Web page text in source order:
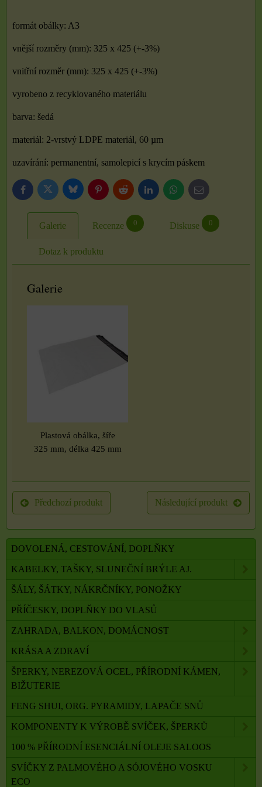
formát obálky: A3
vnější rozměry (mm): 325 x 425 (+-3%)
vnitřní rozměr (mm): 325 x 425 (+-3%)
vyrobeno z recyklovaného materiálu
barva: šedá
materiál: 2-vrstvý LDPE materiál, 60 µm
uzavírání: permanentní, samolepicí s krycím páskem
FacebookTwitter BlueskyPinterestReddit LinkedInWhatsApp
E-
mail
Galerie Recenze 0 Diskuse 0
Dotaz k produktu
Galerie
Plastová obálka, šíře
325 mm, délka 425 mm
Předchozí produkt Následující produkt
DOVOLENÁ, CESTOVÁNÍ, DOPLŇKY
KABELKY, TAŠKY, SLUNEČNÍ BRÝLE AJ.
ŠÁLY, ŠÁTKY, NÁKRČNÍKY, PONOŽKY
PŘÍČESKY, DOPLŇKY DO VLASŮ
ZAHRADA, BALKON, DOMÁCNOST
KRÁSA A ZDRAVÍ
ŠPERKY, NEREZOVÁ OCEL, PŘÍRODNÍ KÁMEN,
BIŽUTERIE
FENG SHUI, ORG. PYRAMIDY, LAPAČE SNŮ
KOMPONENTY K VÝROBĚ SVÍČEK, ŠPERKŮ
100 % PŘÍRODNÍ ESENCIÁLNÍ OLEJE SALOOS
SVÍČKY Z PALMOVÉHO A SÓJOVÉHO VOSKU
ECO